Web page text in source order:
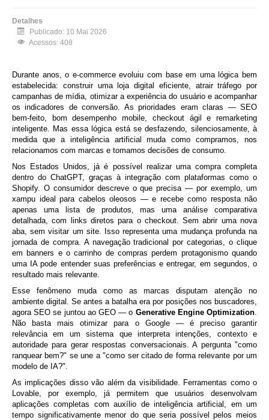
Detalhes
Publicado: 10 Mai 2026
Acessos: 408
Durante anos, o e-commerce evoluiu com base em uma lógica bem
estabelecida: construir uma loja digital eficiente, atrair tráfego por
campanhas de mídia, otimizar a experiência do usuário e acompanhar
os indicadores de conversão. As prioridades eram claras — SEO
bem-feito, bom desempenho mobile, checkout ágil e remarketing
inteligente. Mas essa lógica está se desfazendo, silenciosamente, à
medida que a inteligência artificial muda como compramos, nos
relacionamos com marcas e tomamos decisões de consumo.
Nos Estados Unidos, já é possível realizar uma compra completa
dentro do ChatGPT, graças à integração com plataformas como o
Shopify. O consumidor descreve o que precisa — por exemplo, um
xampu ideal para cabelos oleosos — e recebe como resposta não
apenas uma lista de produtos, mas uma análise comparativa
detalhada, com links diretos para o checkout. Sem abrir uma nova
aba, sem visitar um site. Isso representa uma mudança profunda na
jornada de compra. A navegação tradicional por categorias, o clique
em banners e o carrinho de compras perdem protagonismo quando
uma IA pode entender suas preferências e entregar, em segundos, o
resultado mais relevante.
Esse fenômeno muda como as marcas disputam atenção no
ambiente digital. Se antes a batalha era por posições nos buscadores,
agora SEO se juntou ao GEO — o Generative Engine Optimization
Não basta mais otimizar para o Google — é preciso garantir
relevância em um sistema que interpreta intenções, contexto e
autoridade para gerar respostas conversacionais. A pergunta "como
ranquear bem?" se une a "como ser citado de forma relevante por um
modelo de IA?".
As implicações disso vão além da visibilidade. Ferramentas como o
Lovable, por exemplo, já permitem que usuários desenvolvam
aplicações completas com auxílio de inteligência artificial, em um
tempo significativamente menor do que seria possível pelos meios